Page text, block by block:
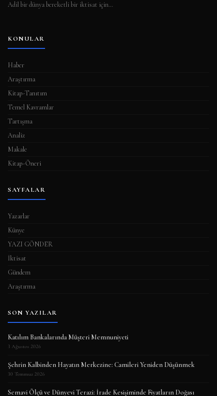
Adil bir dünya bereketli bir iktisat için…
KONULAR
Haber
Araştırma
Kitap-Tanıtım
Temel Kavramlar
Tartışma
Analiz
Makale
Kitap-Öneri
SAYFALAR
Yazarlar
Künye
YAZI GÖNDER
İktisat
Gündem
Araştırma
SON YAZILAR
Katılım Bankalarında Müşteri Memnuniyeti
3 Ağustos 2026
Şehrin Kalbinden Hayatın Merkezine: Camileri Yeniden Düşünmek
30 Temmuz 2026
Semavi Ölçü ve Dünyevi Terazi: İrade Kesişiminde Fiyatların Doğası